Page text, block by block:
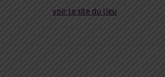
voir le site du lieu